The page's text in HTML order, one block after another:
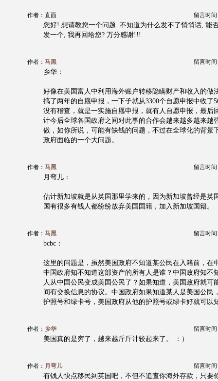
作者：直面 留言时间
您好! 想请教您一个问题. 不知道为什么发不了悄悄话, 能
发一个, 我再回给您? 万分感谢!!!
作者： 马黑 留言时间
乡华：
好像在美国富人中利用海外账户转移隐瞒财产和收入的做
搞了两年的自愿申报，一下子就从3300个自愿申报中收了
没有稽查，就是一实施自愿申报，就有人自愿申报，最后
计今后全球各国政府之间对此事的合作会越来越多越来越
做，如你所说，可能有缺钱的问题，不过在全球化的背景
政府面临的一个大问题。
作者： 马黑 留言时间
月弯儿：
估计新加坡就是从英国那里学来的，因为新加坡曾经是英
国有很多有钱人都纷纷放弃美国国籍，加入新加坡国籍。
作者： 马黑 留言时间
bcbc：
这里的问题是，虽然美国政府不知道某公民在入籍前，在
中国政府知不知道这部资产的所有人是谁？中国政府知不
人从中国公民变成美国公民了？如果知道，美国政府就可
间有交换信息的协议。中国政府如果知道某人是美国公民
护照号和绿卡号，美国政府从他的护照号或绿卡好就可以
作者： 乡华 留言时间
美国真的是穷了，越来越斤斤计较起来了。 ：）
作者： 月弯儿 留言时间
有钱人快点移民到英国吧，不但不追查你海外存款，只要